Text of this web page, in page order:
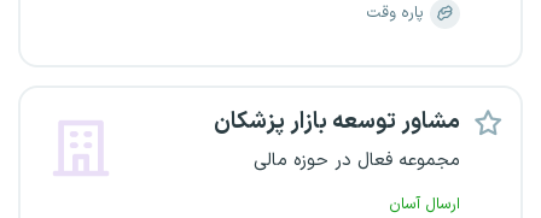
پاره وقت
مشاور توسعه بازار پزشکان
مجموعه فعال در حوزه مالی
ارسال آسان